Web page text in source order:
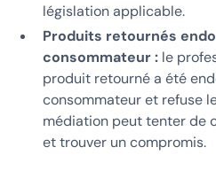
législation applicable.
Produits retournés
consommateur : le
produit retourné a été
consommateur et refuse
médiation peut tenter de
et trouver un compromis.